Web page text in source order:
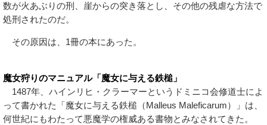
数が火あぶりの刑、崖からの突き落とし、その他の残虐な方法で
処刑されたのだ。
その原因は、1冊の本にあった。
魔女狩りのマニュアル「魔女に与える鉄槌」
1487年、ハインリヒ・クラーマーというドミニコ会修道士によ
って書かれた「魔女に与える鉄槌（Malleus Maleficarum）」は、
何世紀にもわたって悪魔学の権威ある書物とみなされてきた。